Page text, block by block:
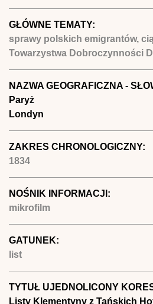
GŁÓWNE TEMATY:
sprawy polskich emigrantów,
Towarzystwa Dobroczynności
NAZWA GEOGRAFICZNA -
Paryż
Londyn
ZAKRES CHRONOLOGICZNY:
1834
NOŚNIK INFORMACJI:
mikrofilm
GATUNEK:
list
TYTUŁ UJEDNOLICONY
Listy Klementyny z Tańskich